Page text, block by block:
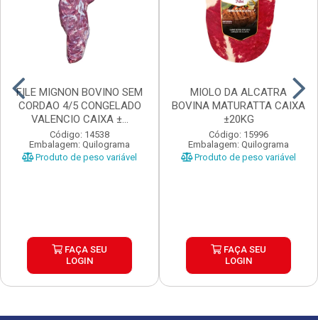
FILE MIGNON BOVINO SEM
CORDAO 4/5 CONGELADO
VALENCIO CAIXA ±...
Código: 14538
Embalagem: Quilograma
Produto de peso variável
FAÇA SEU
LOGIN
MIOLO DA ALCATRA
BOVINA MATURATTA CAIXA
±20KG
Código: 15996
Embalagem: Quilograma
Produto de peso variável
FAÇA SEU
LOGIN